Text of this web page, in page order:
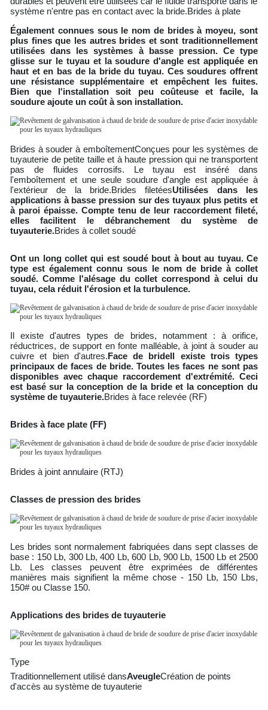
système n'entre pas en contact avec la bride.Brides à plate
Également connues sous le nom de brides à moyeu, sont
plus fines que les autres brides et sont traditionnellement
utilisées dans les systèmes à basse pression. Ce type
glisse sur le tuyau et la soudure d'angle est appliquée en
haut et en bas de la bride du tuyau. Ces soudures offrent
une résistance supplémentaire et empêchent les fuites.
Bien que l'installation soit peu coûteuse et facile, la
soudure ajoute un coût à son installation.
Brides à souder à emboîtementConçues pour les systèmes de
tuyauterie de petite taille et à haute pression qui ne transportent
pas de fluides corrosifs. Le tuyau est inséré dans
l'emboîtement et une seule soudure d'angle est appliquée à
l'extérieur de la bride.Brides filetéesUtilisées dans les
applications à basse pression sur des tuyaux plus petits et
à paroi épaisse. Compte tenu de leur raccordement fileté,
elles facilitent le débranchement du système de
tuyauterie.Brides à collet soudé
Ont un long collet qui est soudé bout à bout au tuyau. Ce
type est également connu sous le nom de bride à collet
soudé. Comme l'alésage du collet correspond à celui du
tuyau, cela réduit l'érosion et la turbulence.
Il existe d'autres types de brides, notamment : à orifice,
réductrices, de support en fonte malléable, à joint à souder au
cuivre et bien d'autres. Face de bride Il existe trois types
principaux de faces de bride. Toutes les faces ne sont pas
disponibles avec chaque raccordement d'extrémité. Ceci
est basé sur la conception de la bride et la conception du
système de tuyauterie.Brides à face relevée (RF)
Brides à face plate (FF)
Brides à joint annulaire (RTJ)
Classes de pression des brides
Les brides sont normalement fabriquées dans sept classes de
base : 150 Lb, 300 Lb, 400 Lb, 600 Lb, 900 Lb, 1500 Lb et 2500
Lb. Les classes peuvent être exprimées de différentes
manières mais signifient la même chose - 150 Lb, 150 Lbs,
150# ou Classe 150.
Applications des brides de tuyauterie
Type
Traditionnellement utilisé dansAveugleCréation de points
d'accès au système de tuyauterie